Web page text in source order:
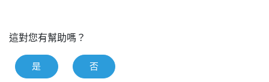
這對您有幫助嗎？
是 否